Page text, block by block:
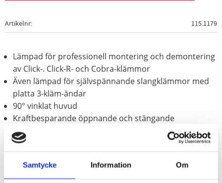
Samtycke Information Om
Artikelnr 115.1179
Lämpad för professionell montering och demontering
av Click-. Click-R- och Cobra-klämmor
Även lämpad för självspännande slangklämmor med
platta 3-kläm-ändar
90° vinklat huvud
Kraftbesparande öppnande och stängande
Smidda bitbackar
Med dykisolerat handtag
Speciellt-verktygsstål